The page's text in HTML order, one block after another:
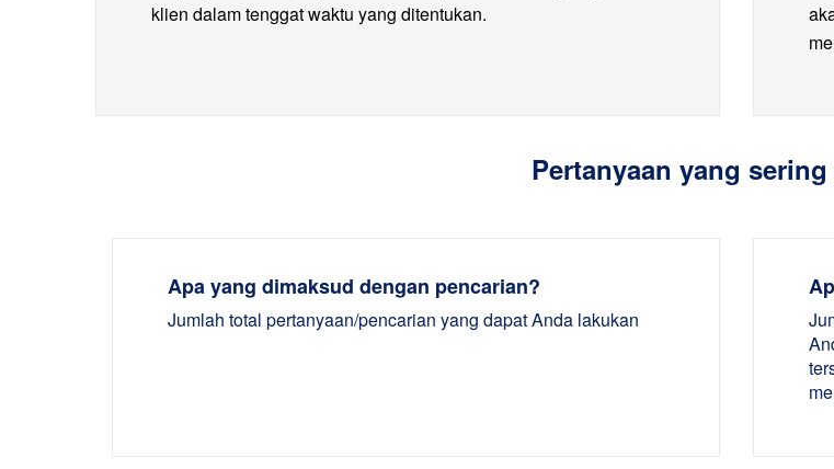
klien dalam tenggat waktu yang ditentukan.
Pertanyaan yang
Apa yang dimaksud dengan pencarian?
Jumlah total pertanyaan/pencarian yang dapat Anda lakukan